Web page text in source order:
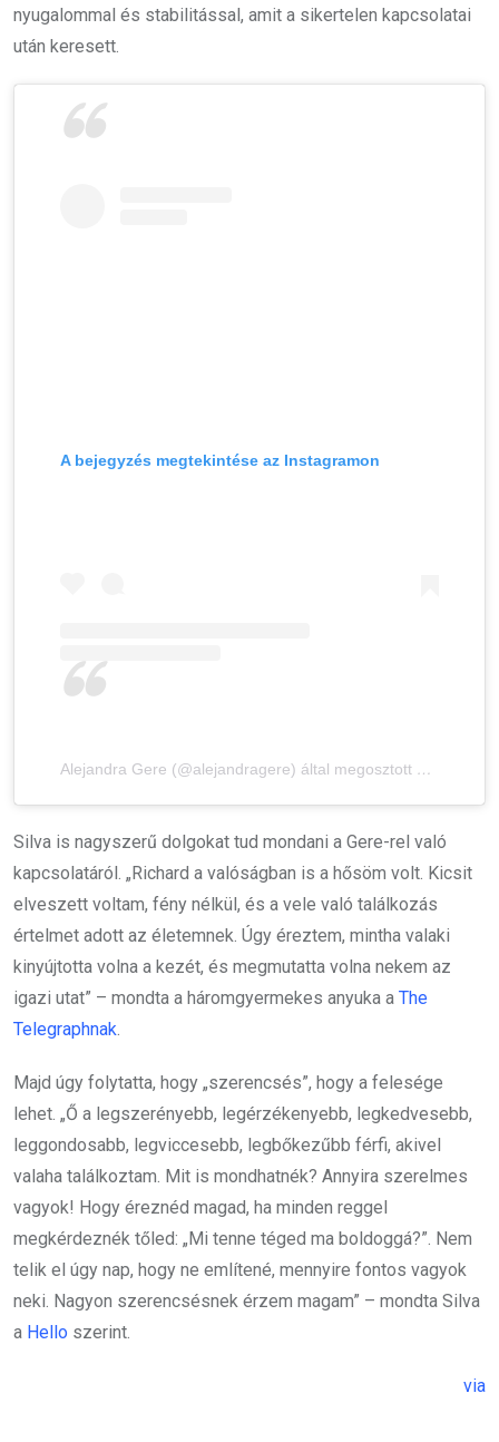
nyugalommal és stabilitással, amit a sikertelen kapcsolatai
után keresett.
A bejegyzés megtekintése az Instagramon
Alejandra Gere (@alejandragere) által megosztott bejegyzés
Silva is nagyszerű dolgokat tud mondani a Gere-rel való
kapcsolatáról. „Richard a valóságban is a hősöm volt. Kicsit
elveszett voltam, fény nélkül, és a vele való találkozás
értelmet adott az életemnek. Úgy éreztem, mintha valaki
kinyújtotta volna a kezét, és megmutatta volna nekem az
igazi utat” – mondta a háromgyermekes anyuka a The
Telegraphnak
Majd úgy folytatta, hogy „szerencsés”, hogy a felesége
lehet. „Ő a legszerényebb, legérzékenyebb, legkedvesebb,
leggondosabb, legviccesebb, legbőkezűbb férfi, akivel
valaha találkoztam. Mit is mondhatnék? Annyira szerelmes
vagyok! Hogy éreznéd magad, ha minden reggel
megkérdeznék tőled: „Mi tenne téged ma boldoggá?”. Nem
telik el úgy nap, hogy ne említené, mennyire fontos vagyok
neki. Nagyon szerencsésnek érzem magam” – mondta Silva
a Hello szerint.
via